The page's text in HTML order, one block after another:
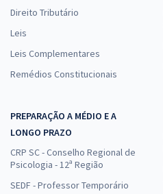
Direito Tributário
Leis
Leis Complementares
Remédios Constitucionais
PREPARAÇÃO A MÉDIO E A
LONGO PRAZO
CRP SC - Conselho Regional de
Psicologia - 12ª Região
SEDF - Professor Temporário